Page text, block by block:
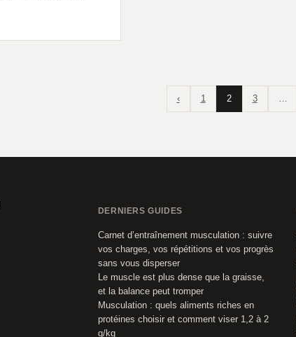
‹ 1 2 3
DERNIERS GUIDES
Carnet d’entraînement musculation : suivre
vos charges, vos répétitions et vos progrès
sans vous disperser
Le muscle est plus dense que la graisse,
et la balance peut tromper
Musculation : quels aliments riches en
protéines choisir et comment viser 1,2 à 2
g/kg